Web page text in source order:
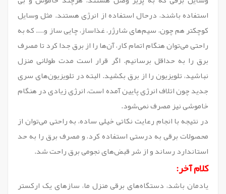
استفاده باشند، درحال استفاده از انرژی هستند. مثل وسایل
کوچکتر هم چون، سیم‌های شارژر، غذاساز، چایی ساز و.... که به
راحتی می‌توان هنگام اتمام کار، آن‌ها را از برق جدا کرد تا مصرف
برق را به حداقل برسانیم. اگر قرار است مدت طولانی منزل
نباشید، تلویزیون را از برق بکشید. البته در تلویزیون‌های سری
جدید چون اتلاف انرژی پایین آمده است، انرژی زیادی در هنگام
خاموشی نیز مصرف نمی‌شود.
در نتیجه با انجام رعایت نکاتی خیلی ساده، به راحتی می‌توان از
محصولات برقی به درستی استفاده کرد، و مصرف برق را به حد
استاندارد رساند و از شر قبض‌های نجومی برق راحت شد.
کلام آخر:
یادمان باشد، دستگاه‌های برقی منزل ما، سازهای یک ارکستر